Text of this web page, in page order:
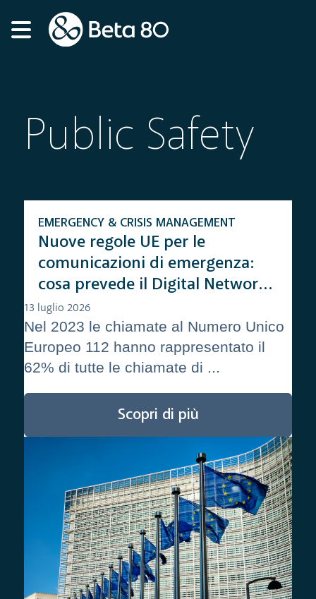
Public Safety
Nuove regole UE per le
comunicazioni di emergenza:
cosa prevede il Digital Networks
Act
EMERGENCY & CRISIS MANAGEMENT
13 luglio 2026
Nel 2023 le chiamate al Numero Unico
Europeo 112 hanno rappresentato il
62% di tutte le chiamate di ...
Scopri di più